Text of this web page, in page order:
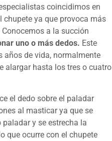
coincidimos en
chupete ya que provoca más
a la succión
uno o más dedos. Este
años de vida, normalmente
alargar hasta los tres o cuatro
el dedo sobre el paladar
al masticar ya que se
y se estrecha la
que ocurre con el chupete